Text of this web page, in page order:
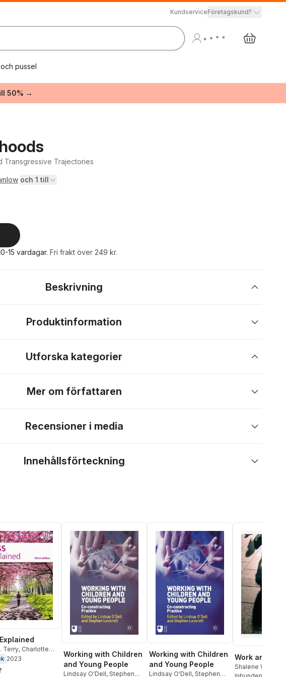
KundserviceFöretagskund?
pussel
50% →
Transgressive Trajectories
och 1 till
15 vardagar. Fri frakt över 249 kr.
Beskrivning
Produktinformation
Utforska kategorier
Mer om författaren
Recensioner i media
Innehållsförteckning
Terry, Charlotte
,Isabella
2023
Working with Children
and Young People
Lindsay O'Dell, Stephen
Working with Children
and Young People
Lindsay O'Dell, Stephen
Work and
Shalene Werth